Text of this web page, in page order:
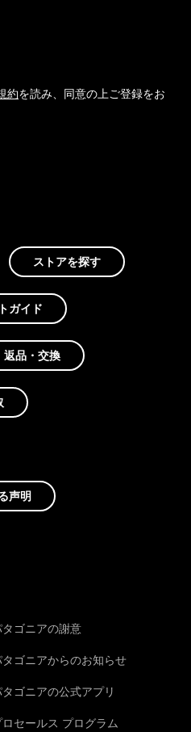
約を読み、同意の上ご登録をお
ストアを探す
ガイド
返品・交換
声明
ゴニアの謝意
ゴニアからのお知らせ
ゴニアの公式アプリ
ロセールス プログラム